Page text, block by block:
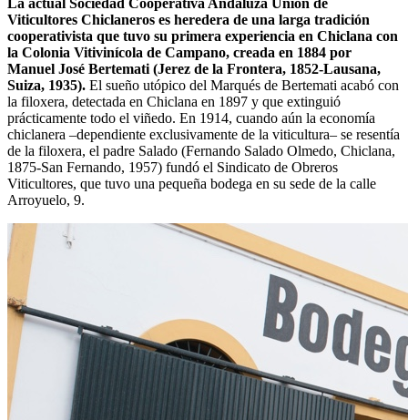
La actual Sociedad Cooperativa Andaluza Unión de
Viticultores Chiclaneros es heredera de una larga tradición
cooperativista que tuvo su primera experiencia en Chiclana con
la Colonia Vitivinícola de Campano, creada en 1884 por
Manuel José Bertemati (Jerez de la Frontera, 1852-Lausana,
Suiza, 1935). El sueño utópico del Marqués de Bertemati acabó con
la filoxera, detectada en Chiclana en 1897 y que extinguió
prácticamente todo el viñedo. En 1914, cuando aún la economía
chiclanera –dependiente exclusivamente de la viticultura– se resentía
de la filoxera, el padre Salado (Fernando Salado Olmedo, Chiclana,
1875-San Fernando, 1957) fundó el Sindicato de Obreros
Viticultores, que tuvo una pequeña bodega en su sede de la calle
Arroyuelo, 9.